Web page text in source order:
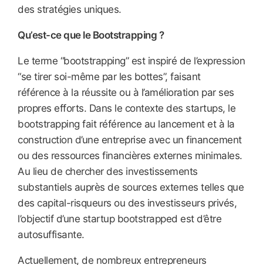
des stratégies uniques.
Qu’est-ce que le Bootstrapping ?
Le terme “bootstrapping” est inspiré de l’expression
“se tirer soi-même par les bottes”, faisant
référence à la réussite ou à l’amélioration par ses
propres efforts. Dans le contexte des startups, le
bootstrapping fait référence au lancement et à la
construction d’une entreprise avec un financement
ou des ressources financières externes minimales.
Au lieu de chercher des investissements
substantiels auprès de sources externes telles que
des capital-risqueurs ou des investisseurs privés,
l’objectif d’une startup bootstrapped est d’être
autosuffisante.
Actuellement, de nombreux entrepreneurs